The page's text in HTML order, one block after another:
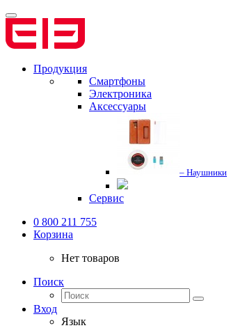
Продукция
Смартфоны
Электроника
Аксессуары
– Наушники
Сервис
0 800 211 755
Корзина
Нет товаров
Поиск
Вход
Язык